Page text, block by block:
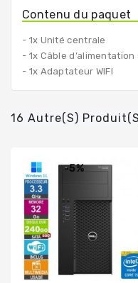
Contenu du paquet
- 1x Unité centrale
- 1x Câble
- 1x Adaptateur WIFI
16 Autre(s)
-5%